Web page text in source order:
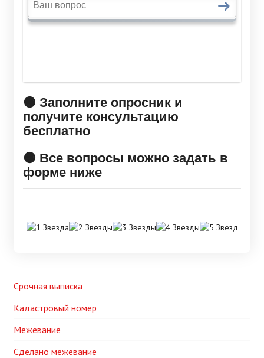
🟠 Заполните опросник и
получите консультацию
бесплатно
🟠 Все вопросы можно задать в
форме ниже
Срочная выписка
Кадастровый номер
Межевание
Сделано межевание